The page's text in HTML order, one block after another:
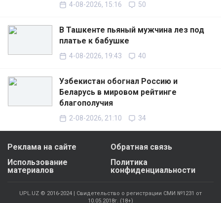
4-08-2026, 15:16 50
В Ташкенте пьяный мужчина лез под
платье к бабушке
4-08-2026, 19:43 40
Узбекистан обогнал Россию и
Беларусь в мировом рейтинге
благополучия
2-08-2026, 21:10 34
Реклама на сайте
Обратная связь
Использование
материалов
Политика
конфиденциальности
UPL.UZ © 2016-2024 | Свидетельство о регистрации СМИ №1231 от
10.05.2018г. (18+)